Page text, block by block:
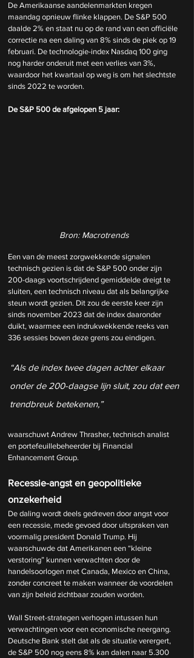
De Amerikaanse aandelenmarkten kregen
maandag opnieuw flinke klappen. De S&P 500
daalde 2% en staat nu op de rand van een officiële
correctie na een daling van 8% sinds de piek op 19
februari. De technologie-index Nasdaq 100 ging
nog harder onderuit met een verlies van 3%,
waardoor het kwartaal op weg is om het slechtste
sinds 2022 te worden.
De S&P 500 de afgelopen 5 jaar:
Bron: Macrotrends
Een van de meest zorgwekkende signalen
technisch gezien is dat de S&P 500 onder zijn
200-daags voortschrijdend gemiddelde dreigt te
sluiten, een technisch niveau dat als belangrijke
steun wordt gezien. Dit zou de eerste keer zijn
sinds november 2023 dat de index daaronder
duikt, waarmee een indrukwekkende reeks van
336 sessies boven deze grens zou eindigen.
“Als de index twee dagen achter elkaar
onder de 200-daagse lijn sluit, zou dat een
trendbreuk betekenen,”
waarschuwt Andrew Thrasher, technisch analist
en portefeuillebeheerder bij Financial
Enhancement Group.
Recessie-angst en geopolitieke
onzekerheid
De daling wordt deels gedreven door angst voor
een recessie, mede gevoed door uitspraken van
voormalig president Donald Trump. Hij
waarschuwde dat Amerikanen een “kleine
verstoring” kunnen verwachten door de
handelsoorlogen met Canada, Mexico en China,
zonder concreet te maken wanneer de voordelen
van zijn beleid zichtbaar zouden worden.
Wall Street-strategen verhogen intussen hun
verwachtingen voor een economische neergang.
Deutsche Bank stelt dat als de situatie verergert,
de S&P 500 nog eens 8% kan dalen naar 5.300